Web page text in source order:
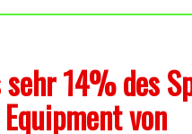
14% des
von